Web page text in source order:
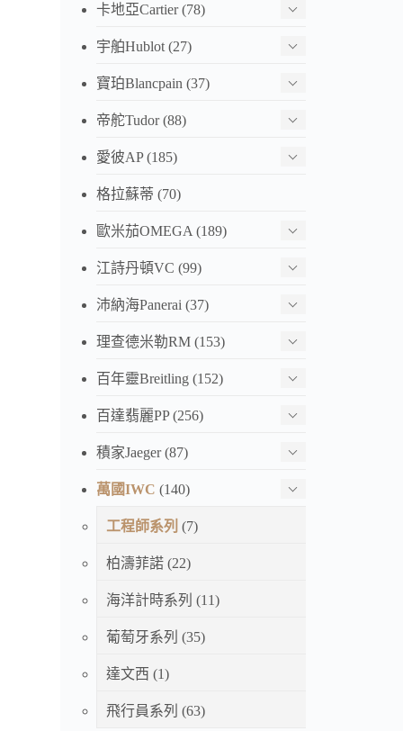
卡地亞Cartier(78)
宇舶Hublot (27)
寶珀Blancpain (37)
帝舵Tudor(88)
愛彼AP(185)
格拉蘇蒂 (70)
歐米茄OMEGA (189)
江詩丹頓VC (99)
沛納海Panerai (37)
理查德米勒RM (153)
百年靈Breitling (152)
百達翡麗PP(256)
積家Jaeger(87)
萬國IWC (140)
工程師系列 (7)
柏濤菲諾 (22)
海洋計時系列 (11)
葡萄牙系列 (35)
達文西 (1)
飛行員系列 (63)